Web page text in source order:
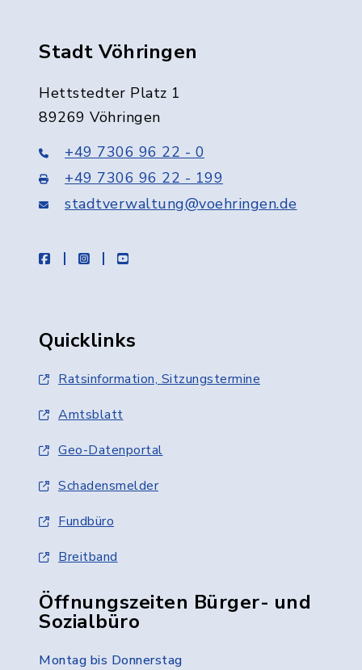
Stadt Vöhringen
Hettstedter Platz 1
89269 Vöhringen
+49 7306 96 22 - 0
+49 7306 96 22 - 199
stadtverwaltung@voehringen.de
facebookinstagramyoutube
Quicklinks
Ratsinformation, Sitzungstermine
Amtsblatt
Geo-Datenportal
Schadensmelder
Fundbüro
Breitband
Öffnungszeiten Bürger- und
Sozialbüro
Montag bis Donnerstag